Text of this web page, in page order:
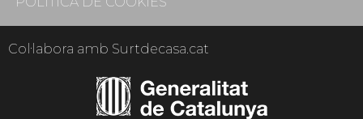
Col·labora amb Surtdecasa.cat